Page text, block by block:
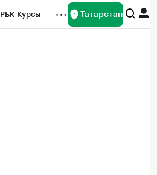
РБК Курсы Татарстан